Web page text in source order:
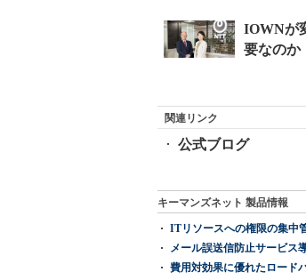
関連リンク
公式ブログ
キーマンズネット 製品情報
ITリソースへの権限の集中
メール誤送信防止サービス
費用対効果に優れたロード